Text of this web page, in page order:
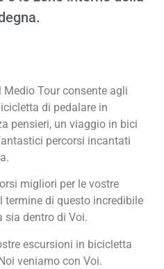
Tour consente agli
di pedalare in
pensieri, un viaggio in bici
percorsi incantati
migliori per le vostre
di questo incredibile
sia dentro di Voi.
escursioni in bicicletta
veniamo con Voi.